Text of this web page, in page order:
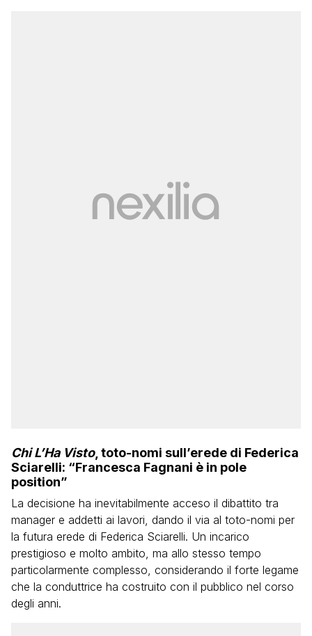
Chi L’Ha Visto, toto-nomi sull’erede di Federica
Sciarelli: “Francesca Fagnani è in pole
position”
La decisione ha inevitabilmente acceso il dibattito tra
manager e addetti ai lavori, dando il via al toto-nomi per
la futura erede di Federica Sciarelli. Un incarico
prestigioso e molto ambito, ma allo stesso tempo
particolarmente complesso, considerando il forte legame
che la conduttrice ha costruito con il pubblico nel corso
degli anni.